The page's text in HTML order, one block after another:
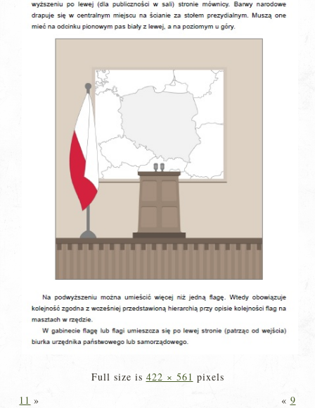
Full size is 422 × 561 pixels
11 » « 9